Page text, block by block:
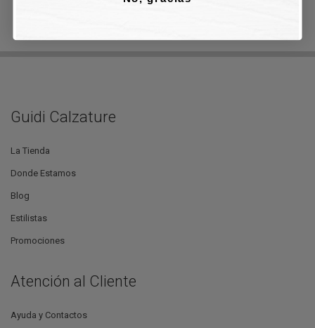
Guidi Calzature
La Tienda
Donde Estamos
Blog
Estilistas
Promociones
Atención al Cliente
Ayuda y Contactos